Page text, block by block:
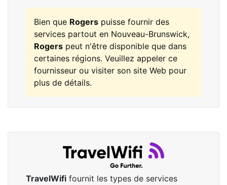
Bien que Rogers puisse fournir des
services partout en Nouveau-Brunswick,
Rogers peut n'être disponible que dans
certaines régions. Veuillez appeler ce
fournisseur ou visiter son site Web pour
plus de détails.
TravelWifi fournit les types de services